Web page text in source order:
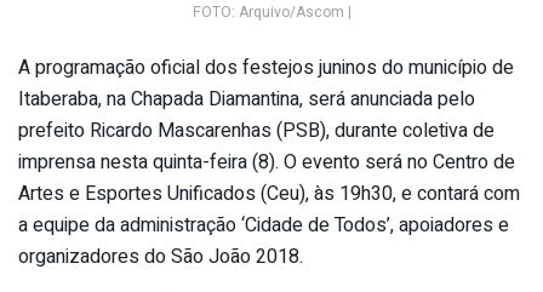
FOTO: Arquivo/Ascom |
A programação oficial dos festejos juninos do município de
Itaberaba, na Chapada Diamantina, será anunciada pelo
prefeito Ricardo Mascarenhas (PSB), durante coletiva de
imprensa nesta quinta-feira (8). O evento será no Centro de
Artes e Esportes Unificados (Ceu), às 19h30, e contará com
a equipe da administração ‘Cidade de Todos’, apoiadores e
organizadores do São João 2018.